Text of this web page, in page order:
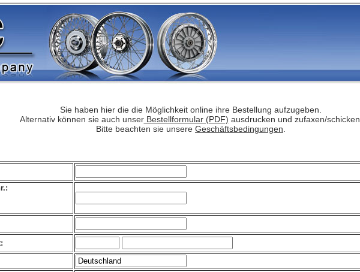
Sie haben hier die die Möglichkeit online ihre Bestellung aufzugeben.
Alternativ können sie auch unserBestellformular (PDF) ausdrucken und zufaxen/schicken.
Bitte beachten sie unsere Geschäftsbedingungen